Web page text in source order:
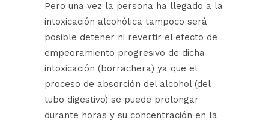
Pero una vez la persona ha llegado a la
intoxicación alcohólica tampoco será
posible detener ni revertir el efecto de
empeoramiento progresivo de dicha
intoxicación (borrachera) ya que el
proceso de absorción del alcohol (del
tubo digestivo) se puede prolongar
durante horas y su concentración en la